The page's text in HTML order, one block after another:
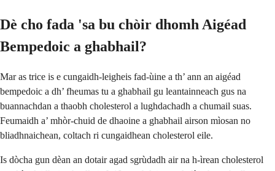
Dè cho fada 'sa bu chòir dhomh Aigéad
Bempedoic a ghabhail?
Mar as trice is e cungaidh-leigheis fad-ùine a th’ ann an aigéad
bempedoic a dh’ fheumas tu a ghabhail gu leantainneach gus na
buannachdan a thaobh cholesterol a lughdachadh a chumail suas.
Feumaidh a’ mhòr-chuid de dhaoine a ghabhail airson mìosan no
bliadhnaichean, coltach ri cungaidhean cholesterol eile.
Is dòcha gun dèan an dotair agad sgrùdadh air na h-ìrean cholesterol